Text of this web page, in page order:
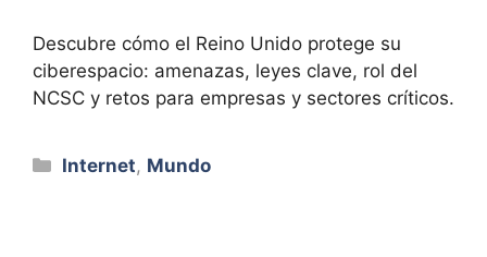
Descubre cómo el Reino Unido protege su
ciberespacio: amenazas, leyes clave, rol del
NCSC y retos para empresas y sectores críticos.
Categorías
Internet, Mundo